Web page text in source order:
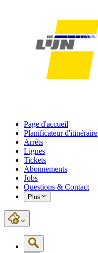
Page d'accueil
Planificateur d'itinéraire
Arrêts
Lignes
Tickets
Abonnements
Jobs
Questions & Contact
Plus